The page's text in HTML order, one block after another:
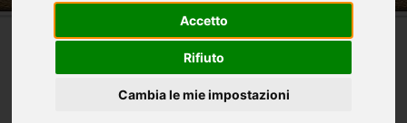
Accetto
Rifiuto
Cambia le mie impostazioni